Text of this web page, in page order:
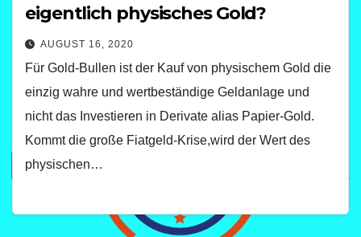
eigentlich physisches Gold?
AUGUST 16, 2020
Für Gold-Bullen ist der Kauf von physischem Gold die
einzig wahre und wertbeständige Geldanlage und
nicht das Investieren in Derivate alias Papier-Gold.
Kommt die große Fiatgeld-Krise,wird der Wert des
physischen…